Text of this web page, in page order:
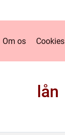
Om os Cookies
lån